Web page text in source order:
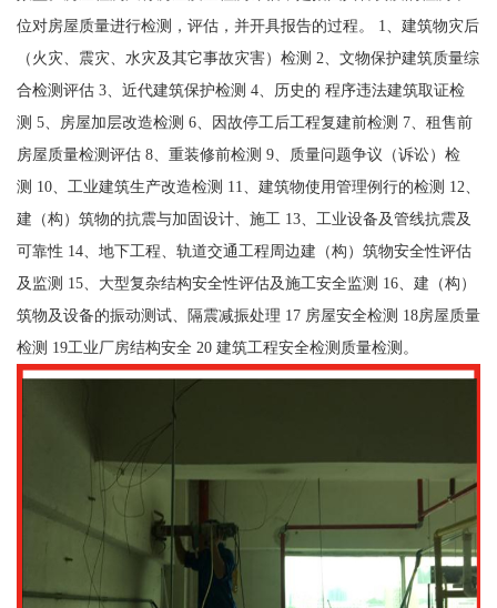
位对房屋质量进行检测，评估，并开具报告的过程。 1、建筑物灾后
（火灾、震灾、水灾及其它事故灾害）检测 2、文物保护建筑质量综
合检测评估 3、近代建筑保护检测 4、历史的 程序违法建筑取证检
测 5、房屋加层改造检测 6、因故停工后工程复建前检测 7、租售前
房屋质量检测评估 8、重装修前检测 9、质量问题争议（诉讼）检
测 10、工业建筑生产改造检测 11、建筑物使用管理例行的检测 12、
建（构）筑物的抗震与加固设计、施工 13、工业设备及管线抗震及
可靠性 14、地下工程、轨道交通工程周边建（构）筑物安全性评估
及监测 15、大型复杂结构安全性评估及施工安全监测 16、建（构）
筑物及设备的振动测试、隔震减振处理 17 房屋安全检测 18房屋质量
检测 19工业厂房结构安全 20 建筑工程安全检测质量检测。